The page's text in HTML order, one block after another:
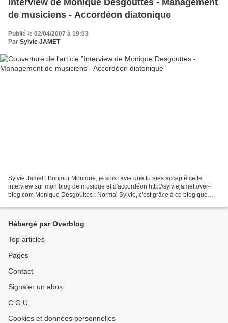
Interview de Monique Desgouttes - Management
de musiciens - Accordéon diatonique
Publié le 02/04/2007 à 19:03
Par Sylvie JAMET
Sylvie Jamet : Bonjour Monique, je suis ravie que tu aies accepté cette
interview sur mon blog de musique et d'accordéon http://sylviejamet.over-
blog.com Monique Desgouttes : Normal Sylvie, c'est grâce à ce blog que
Hébergé par Overblog
Top articles
Pages
Contact
Signaler un abus
C.G.U.
Cookies et données personnelles